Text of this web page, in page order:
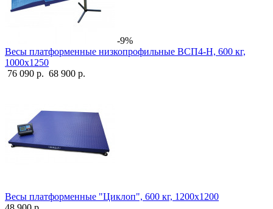
-9%
Весы платформенные низкопрофильные ВСП4-Н, 600 кг,
1000х1250
76 090 р. 68 900 р.
Весы платформенные "Циклоп", 600 кг, 1200х1200